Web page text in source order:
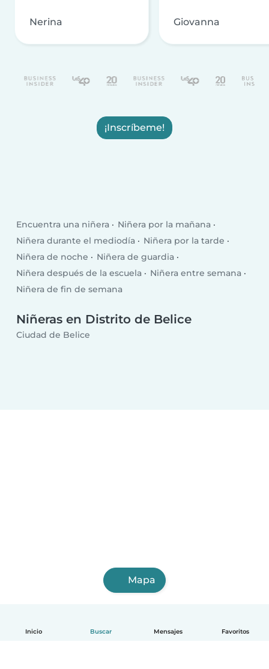
Inicio Buscar Mensajes Favoritos
Nerina Giovanna
¡Inscríbeme!
Encuentra una niñera
Niñera por la mañana
Niñera durante el mediodía
Niñera por la tarde
Niñera de noche
Niñera de guardia
Niñera después de la escuela
Niñera entre semana
Niñera de fin de semana
Niñeras en Distrito de Belice
Ciudad de Belice
Mapa